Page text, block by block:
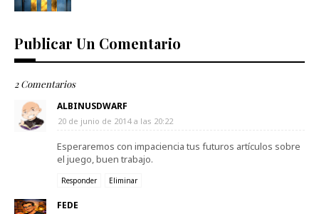
Publicar Un Comentario
2 Comentarios
ALBINUSDWARF
20 de junio de 2014 a las 20:22
Esperaremos con impaciencia tus futuros artículos sobre
el juego, buen trabajo.
Responder Eliminar
FEDE